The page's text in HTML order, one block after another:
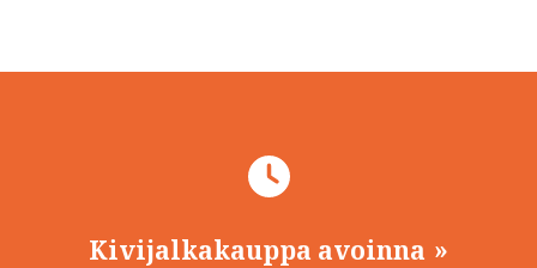
Kivijalkakauppa avoinna